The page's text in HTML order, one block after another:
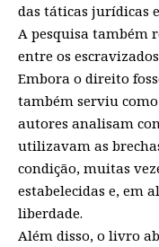
das táticas jurídicas
A pesquisa também
entre os
Embora o direito
também serviu
autores analisam
utilizavam as
condição, muitas
estabelecidas e, em
liberdade.
Além disso, o livro